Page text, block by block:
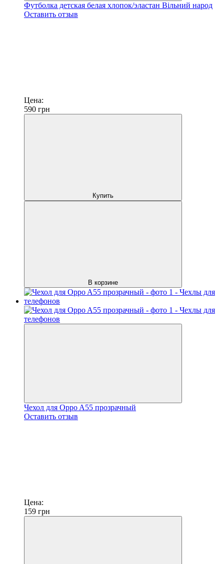
Футболка детская белая хлопок/эластан Вільний народ
Оставить отзыв
Цена:
590 грн
Купить
В корзине
Чехол для Oppo A55 прозрачный
Оставить отзыв
Цена:
159 грн